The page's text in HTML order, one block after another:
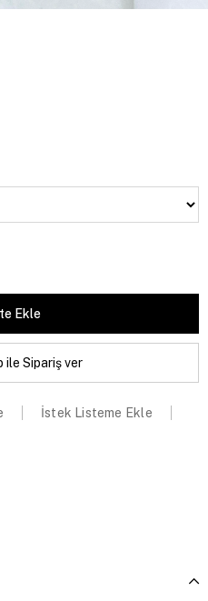
ile Sipariş ver
İstek Listeme Ekle